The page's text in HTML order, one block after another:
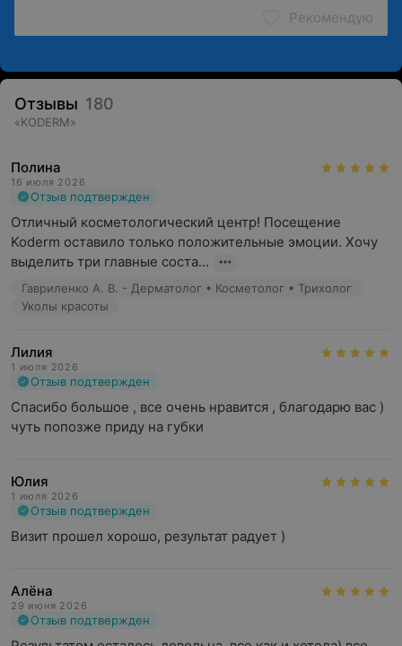
Рекомендую
Отзывы 180
«KODERM»
Полина
16 июля 2026
Отзыв подтвержден
Отличный косметологический центр! Посещение
Koderm оставило только положительные эмоции. Хочу
выделить три главные соста...
Гавриленко А. В. - Дерматолог • Косметолог • Трихолог
Уколы красоты
Лилия
1 июля 2026
Отзыв подтвержден
Спасибо большое , все очень нравится , благодарю вас )
чуть попозже приду на губки
Юлия
1 июля 2026
Отзыв подтвержден
Визит прошел хорошо, результат радует )
Алёна
29 июня 2026
Отзыв подтвержден